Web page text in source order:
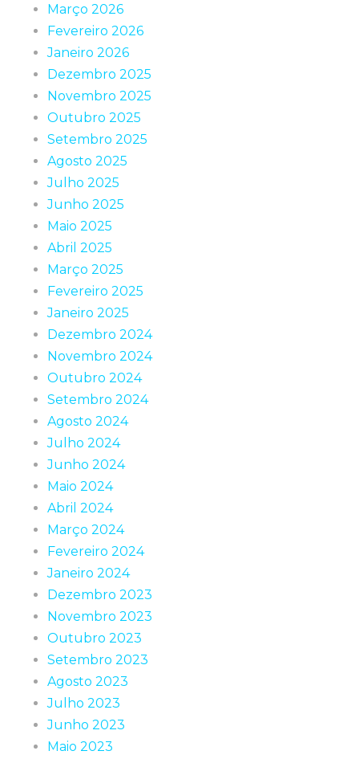
Março 2026
Fevereiro 2026
Janeiro 2026
Dezembro 2025
Novembro 2025
Outubro 2025
Setembro 2025
Agosto 2025
Julho 2025
Junho 2025
Maio 2025
Abril 2025
Março 2025
Fevereiro 2025
Janeiro 2025
Dezembro 2024
Novembro 2024
Outubro 2024
Setembro 2024
Agosto 2024
Julho 2024
Junho 2024
Maio 2024
Abril 2024
Março 2024
Fevereiro 2024
Janeiro 2024
Dezembro 2023
Novembro 2023
Outubro 2023
Setembro 2023
Agosto 2023
Julho 2023
Junho 2023
Maio 2023